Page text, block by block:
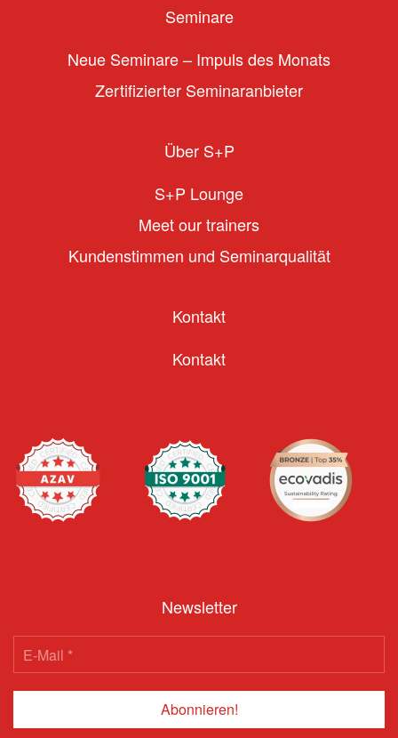
Seminare
Neue Seminare – Impuls des Monats
Zertifizierter Seminaranbieter
Über S+P
S+P Lounge
Meet our trainers
Kundenstimmen und Seminarqualität
Kontakt
Kontakt
Newsletter